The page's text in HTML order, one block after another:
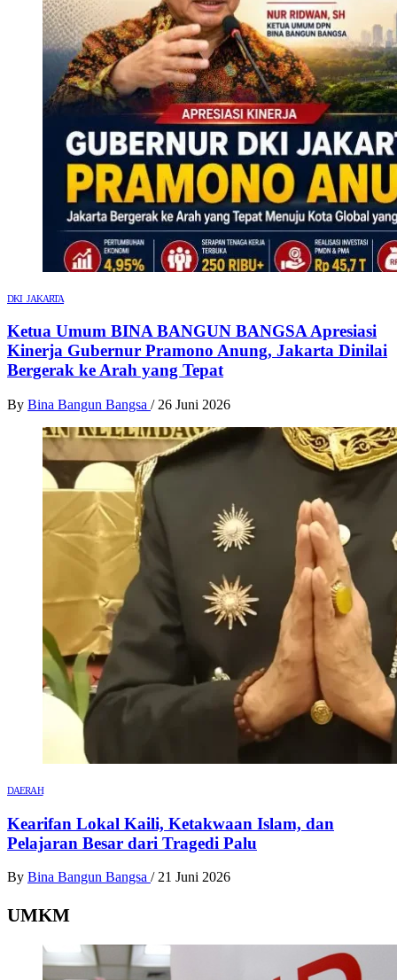
DKI JAKARTA
Ketua Umum BINA BANGUN BANGSA Apresiasi
Kinerja Gubernur Pramono Anung, Jakarta Dinilai
Bergerak ke Arah yang Tepat
By Bina Bangun Bangsa / 26 Juni 2026
DAERAH
Kearifan Lokal Kaili, Ketakwaan Islam, dan
Pelajaran Besar dari Tragedi Palu
By Bina Bangun Bangsa / 21 Juni 2026
UMKM